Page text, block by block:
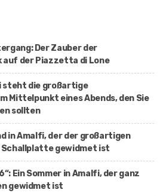
Der Zauber der
auf der Piazzetta di Lone
steht die großartige
Mittelpunkt eines Abends, den Sie
sollten
in Amalfi, der der großartigen
Schallplatte gewidmet ist
Ein Sommer in Amalfi, der ganz
gewidmet ist